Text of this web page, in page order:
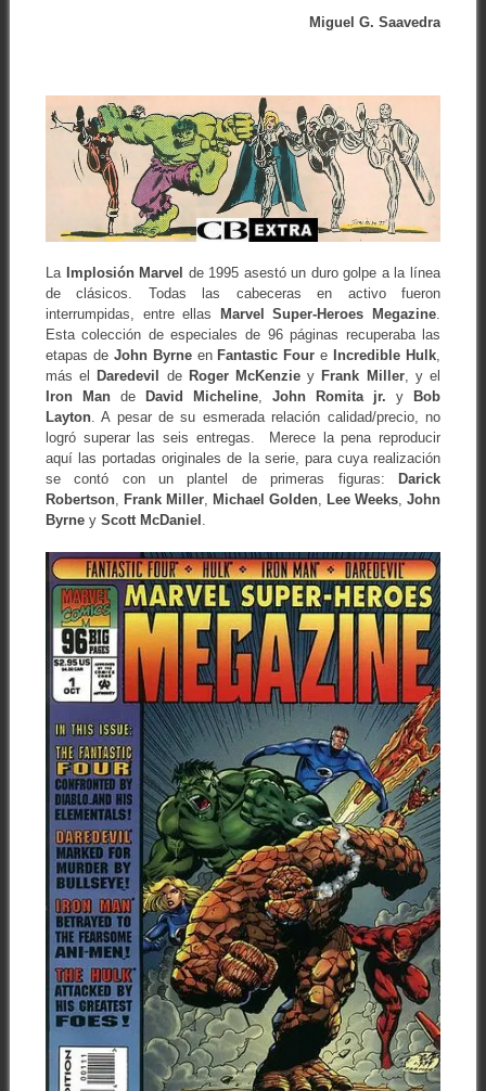
Miguel G. Saavedra
La Implosión Marvel de 1995 asestó un duro golpe a la línea
de clásicos. Todas las cabeceras en activo fueron
interrumpidas, entre ellas
Marvel Super-Heroes Megazine.
Esta colección de especiales de 96 páginas recuperaba las
etapas de John Byrneen Fantastic Four e Incredible Hulk,
más el
Daredevil de Roger McKenzie y Frank Miller, y el
Iron Mande David Micheline,John Romita jr. y
Bob
Layton. A pesar de su esmerada relación calidad/precio, no
logró superar las seis entregas. Merece la pena reproducir
aquí las portadas originales de la serie, para cuya realización
se contó con un plantel de primeras figuras:
Darick
Robertson, Frank Miller, Michael Golden, Lee Weeks,John
Byrney Scott McDaniel .